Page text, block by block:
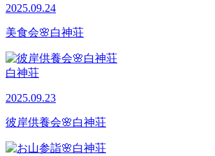
2025.09.24
美食会🌸白神荘
白神荘
2025.09.23
彼岸供養会🌸白神荘